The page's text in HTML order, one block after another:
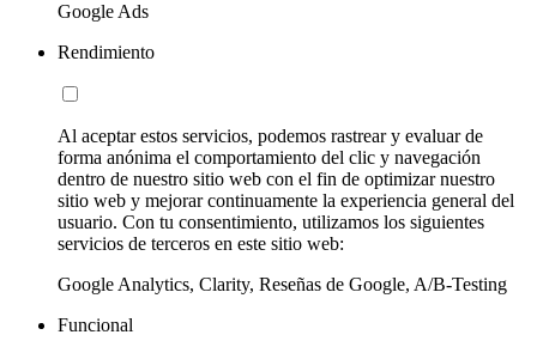
Google Ads
Rendimiento
Al aceptar estos servicios, podemos rastrear y evaluar de
forma anónima el comportamiento del clic y navegación
dentro de nuestro sitio web con el fin de optimizar nuestro
sitio web y mejorar continuamente la experiencia general del
usuario. Con tu consentimiento, utilizamos los siguientes
servicios de terceros en este sitio web:
Google Analytics, Clarity, Reseñas de Google, A/B-Testing
Funcional